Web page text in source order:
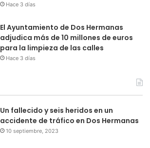
Hace 3 días
El Ayuntamiento de Dos Hermanas
adjudica más de 10 millones de euros
para la limpieza de las calles
Hace 3 días
Un fallecido y seis heridos en un
accidente de tráfico en Dos Hermanas
10 septiembre, 2023